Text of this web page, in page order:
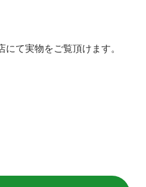
て実物をご覧頂けます。